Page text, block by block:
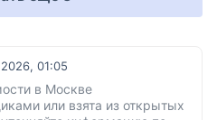
01:05
в Москве
или взята из открытых